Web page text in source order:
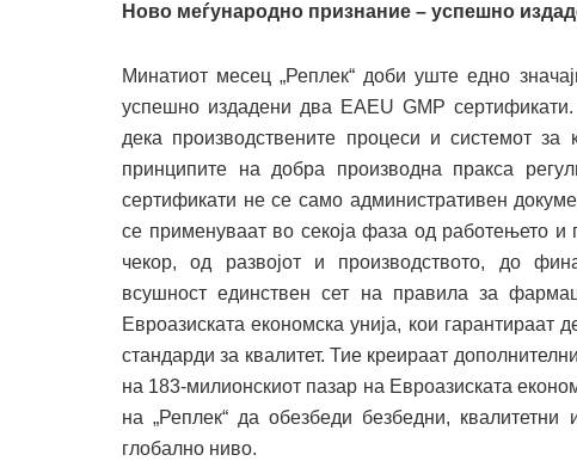
Ново меѓународно признание – успешно
Минатиот месец „Реплек“ доби уште едно
успешно издадени два EAEU GMP
дека производствените процеси и системот за
принципите на добра производна пракса
сертификати не се само административен
се применуваат во секоја фаза од работењето и
чекор, од развојот и производството, до
всушност единствен сет на правила за
Евроазиската економска унија, кои гарантираат
стандарди за квалитет. Тие креираат
на 183-милионскиот пазар на Евроазиската
на „Реплек“ да обезбеди безбедни,
глобално ниво.